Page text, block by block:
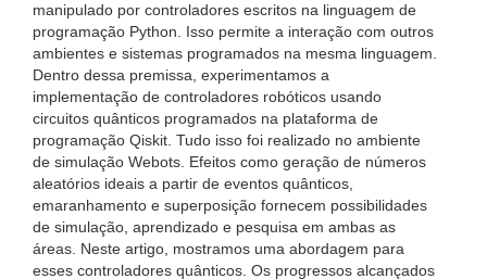
manipulado por controladores escritos na linguagem de
programação Python. Isso permite a interação com outros
ambientes e sistemas programados na mesma linguagem.
Dentro dessa premissa, experimentamos a
implementação de controladores robóticos usando
circuitos quânticos programados na plataforma de
programação Qiskit. Tudo isso foi realizado no ambiente
de simulação Webots. Efeitos como geração de números
aleatórios ideais a partir de eventos quânticos,
emaranhamento e superposição fornecem possibilidades
de simulação, aprendizado e pesquisa em ambas as
áreas. Neste artigo, mostramos uma abordagem para
esses controladores quânticos. Os progressos alcançados